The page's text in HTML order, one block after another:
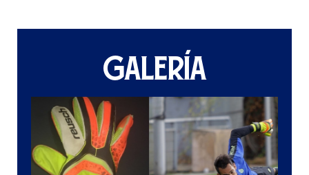
GALERÍA